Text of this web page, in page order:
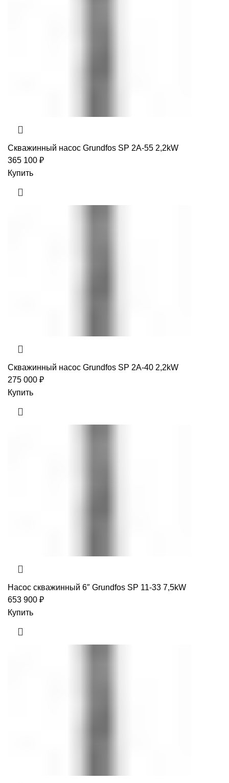
Скважинный насос Grundfos SP 2A-55 2,2kW
365 100 ₽
Купить
Скважинный насос Grundfos SP 2A-40 2,2kW
275 000 ₽
Купить
Насос скважинный 6″ Grundfos SP 11-33 7,5kW
653 900 ₽
Купить